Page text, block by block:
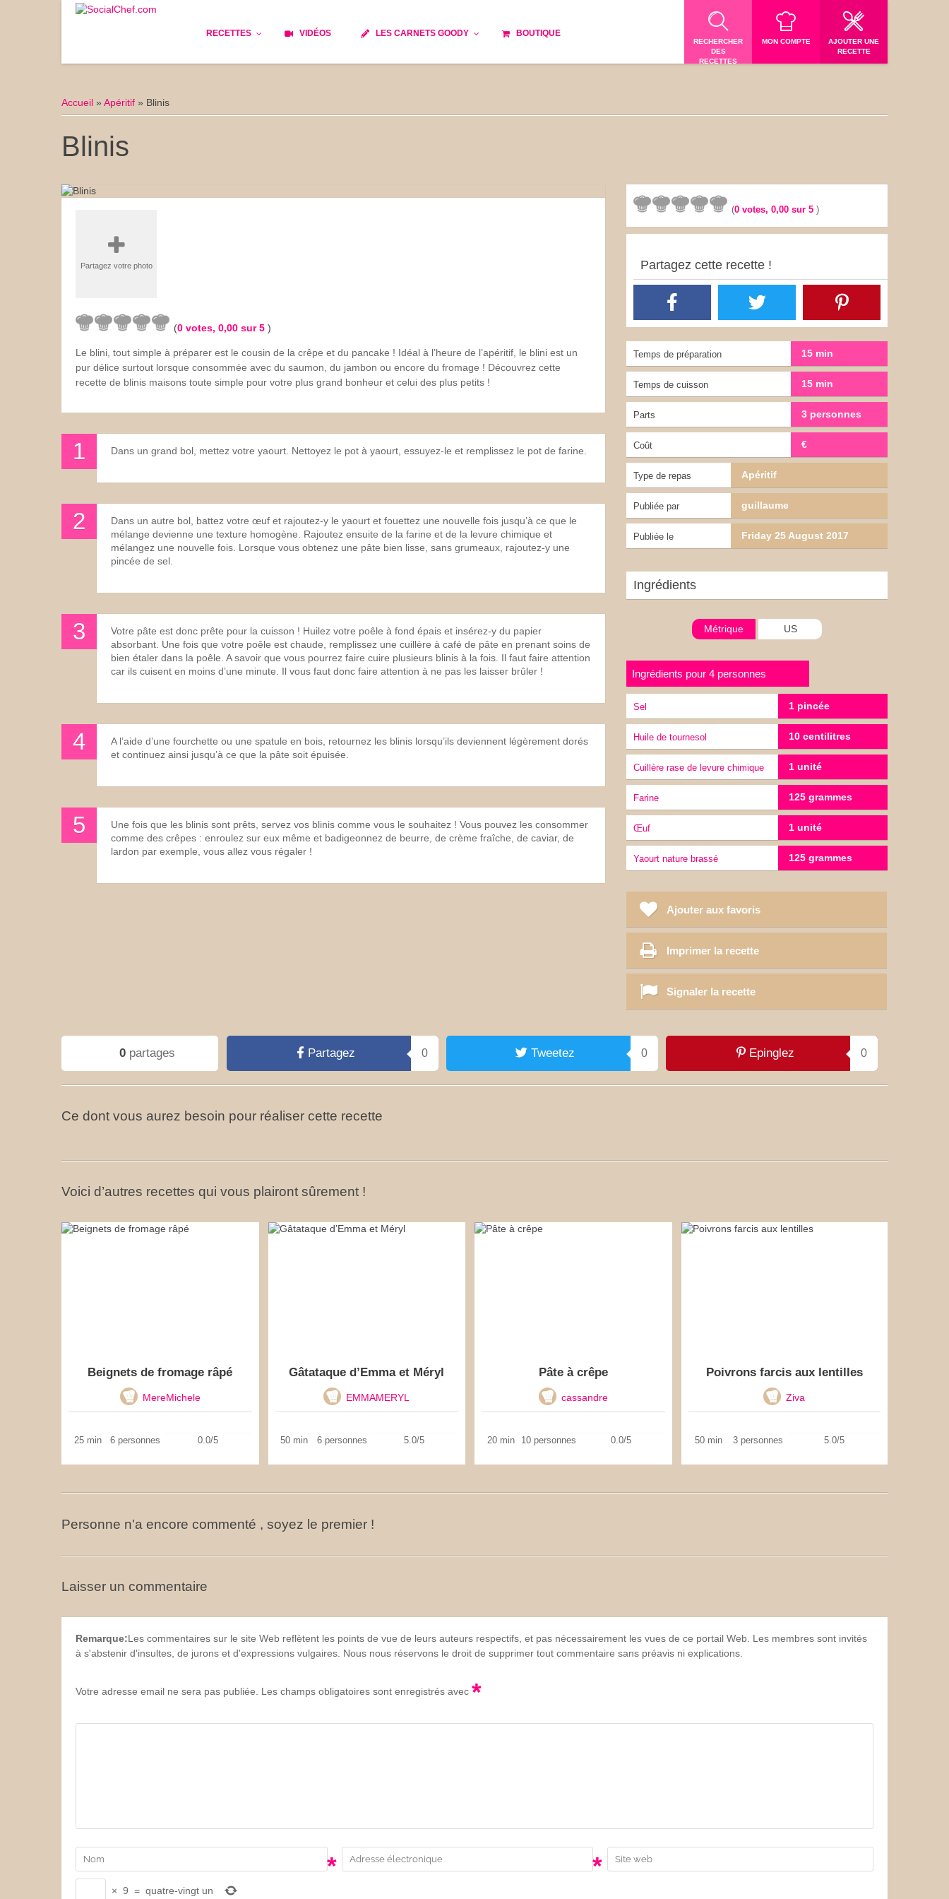
RECETTES
Le Pain
VIDÉOS LES CARNETS GOODY
Spécialité culinaire
BOUTIQUE
RECHERCHER
DES
RECETTES
MON COMPTE
AJOUTER UNE
RECETTE
Accueil » Apéritif » Blinis
Blinis
Partagez votre photo
(0 votes, 0,00 sur 5 )
Le blini, tout simple à préparer est le cousin de la crêpe et du pancake ! Idéal à l’heure de l’apéritif, le blini est un
pur délice surtout lorsque consommée avec du saumon, du jambon ou encore du fromage ! Découvrez cette
recette de blinis maisons toute simple pour votre plus grand bonheur et celui des plus petits !
Dans un grand bol, mettez votre yaourt. Nettoyez le pot à yaourt, essuyez-le et remplissez le pot de farine.
Dans un autre bol, battez votre œuf et rajoutez-y le yaourt et fouettez une nouvelle fois jusqu’à ce que le
mélange devienne une texture homogène. Rajoutez ensuite de la farine et de la levure chimique et
mélangez une nouvelle fois. Lorsque vous obtenez une pâte bien lisse, sans grumeaux, rajoutez-y une
pincée de sel.
Votre pâte est donc prête pour la cuisson ! Huilez votre poêle à fond épais et insérez-y du papier
absorbant. Une fois que votre poêle est chaude, remplissez une cuillère à café de pâte en prenant soins de
bien étaler dans la poêle. A savoir que vous pourrez faire cuire plusieurs blinis à la fois. Il faut faire attention
car ils cuisent en moins d’une minute. Il vous faut donc faire attention à ne pas les laisser brûler !
A l’aide d’une fourchette ou une spatule en bois, retournez les blinis lorsqu’ils deviennent légèrement dorés
et continuez ainsi jusqu’à ce que la pâte soit épuisée.
Une fois que les blinis sont prêts, servez vos blinis comme vous le souhaitez ! Vous pouvez les consommer
comme des crêpes : enroulez sur eux même et badigeonnez de beurre, de crème fraîche, de caviar, de
lardon par exemple, vous allez vous régaler !
(0 votes,0,00 sur 5)
Partagez cette recette !
Temps de préparation 15 min
Temps de cuisson 15 min
Parts 3 personnes
Coût €
Type de repas Apéritif
Publiée par guillaume
Publiée le Friday 25 August 2017
Ingrédients
Métrique US
Ingrédients pour 4 personnes
sel 1 pincée
Huile de tournesol 10 centilitres
cuillère rase de levure chimique 1 unité
Farine 125 grammes
œuf 1 unité
yaourt nature brassé 125 grammes
Ajouter aux favoris
Imprimer la recette
Signaler la recette
0partages Partagez 0 Tweetez 0 Epinglez 0
Ce dont vous aurez besoin pour réaliser cette recette
Voici d’autres recettes qui vous plairont sûrement !
Beignets de fromage râpé
MereMichele
25 min 6 personnes 0.0/5
Gâtataque d’Emma et Méryl
EMMAMERYL
50 min 6 personnes 5.0/5
Pâte à crêpe
cassandre
20 min 10 personnes 0.0/5
Poivrons farcis aux lentilles
Ziva
50 min 3 personnes 5.0/5
Personne n'a encore commenté , soyez le premier !
Laisser un commentaire
Remarque:Les commentaires sur le site Web reflètent les points de vue de leurs auteurs respectifs, et pas nécessairement les vues de ce portail Web. Les membres sont invités
à s'abstenir d'insultes, de jurons et d'expressions vulgaires. Nous nous réservons le droit de supprimer tout commentaire sans préavis ni explications.
Votre adresse email ne sera pas publiée. Les champs obligatoires sont enregistrés avec *
* *
× 9 = quatre-vingt un